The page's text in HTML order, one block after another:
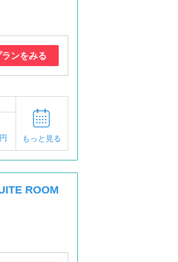
ランをみる
もっと見る
ROOM